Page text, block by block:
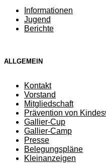
Informationen
Jugend
Berichte
ALLGEMEIN
Kontakt
Vorstand
Mitgliedschaft
Prävention von
Gallier-Cup
Gallier-Camp
Presse
Belegungspläne
Kleinanzeigen